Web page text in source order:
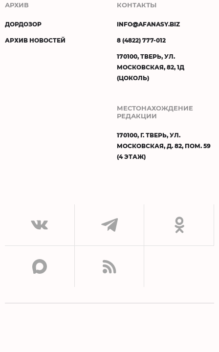
АРХИВ
ДОРДОЗОР
АРХИВ НОВОСТЕЙ
КОНТАКТЫ
INFO@AFANASY.BIZ
8 (4822) 777-012
170100, ТВЕРЬ, УЛ.
МОСКОВСКАЯ, 82, 1Д
(ЦОКОЛЬ)
МЕСТОНАХОЖДЕНИЕ
РЕДАКЦИИ
170100, Г. ТВЕРЬ, УЛ.
МОСКОВСКАЯ, Д. 82, ПОМ. 59
(4 ЭТАЖ)